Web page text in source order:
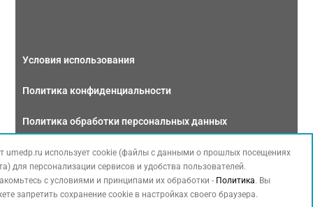
Условия использования
Политика конфиденциальности
Политика обработки персональных данных
Связаться с нами
umedp.ru использует cookie (файлы с данными о прошлых посещениях
для персонализации сервисов и удобства пользователей.
с условиями и принципами их обработки - Политика. Вы
запретить сохранение cookie в настройках своего браузера.